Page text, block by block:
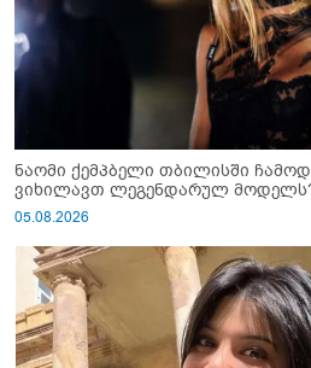
ნაომი ქემპბელი თბილისში
ვიხილავთ ლეგენდარულ
05.08.2026